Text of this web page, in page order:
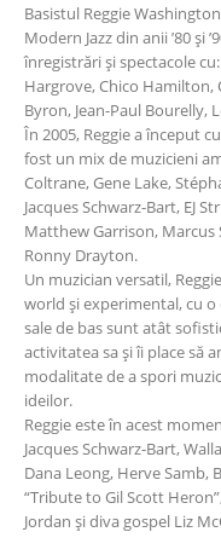
Basistul Reggie
Modern Jazz din anii ’80 și
înregistrări și spectacole
Hargrove, Chico Hamilton,
Byron, Jean-Paul Bourelly,
În 2005, Reggie a început
fost un mix de muzicieni
Coltrane, Gene Lake,
Jacques Schwarz-Bart, EJ
Matthew Garrison, Marcus
Ronny Drayton.
Un muzician versatil,
world și experimental, cu
sale de bas sunt atât
activitatea sa și îi place să
modalitate de a spori
ideilor.
Reggie este în acest
Jacques Schwarz-Bart,
Dana Leong, Herve Samb,
“Tribute to Gil Scott
Jordan și diva gospel Liz